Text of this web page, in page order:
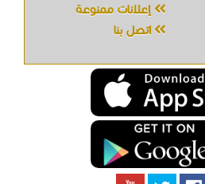
إعلانات ممنوعة
اتصل بنا